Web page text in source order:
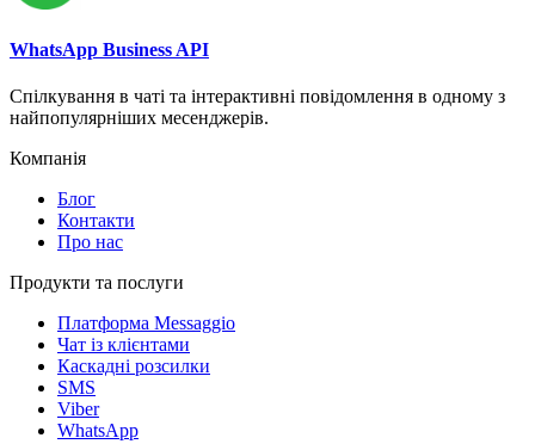
WhatsApp Business API
Спілкування в чаті та інтерактивні повідомлення в одному з
найпопулярніших месенджерів.
Компанія
Блог
Контакти
Про нас
Продукти та послуги
Платформа Messaggio
Чат із клієнтами
Каскадні розсилки
SMS
Viber
WhatsApp